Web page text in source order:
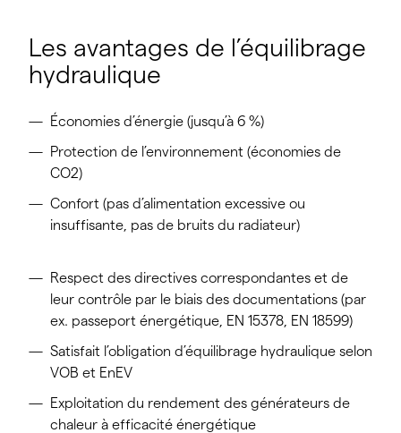
Les avantages de l’équilibrage
hydraulique
Économies d’énergie (jusqu’à 6 %)
Protection de l’environnement (économies de
CO2)
Confort (pas d’alimentation excessive ou
insuffisante, pas de bruits du radiateur)
Respect des directives correspondantes et de
leur contrôle par le biais des documentations (par
ex. passeport énergétique, EN 15378, EN 18599)
Satisfait l’obligation d’équilibrage hydraulique selon
VOB et EnEV
Exploitation du rendement des générateurs de
chaleur à efficacité énergétique